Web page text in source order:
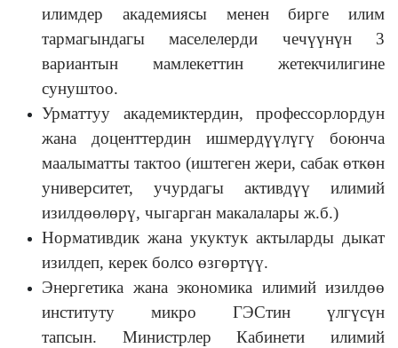
илимдер академиясы менен бирге илим
тармагындагы маселелерди чечүүнүн 3
вариантын мамлекеттин жетекчилигине
сунуштоо.
Урматтуу академиктердин, профессорлордун
жана доценттердин ишмердүүлүгү боюнча
маалыматты тактоо (иштеген жери, сабак өткөн
университет, учурдагы активдүү илимий
изилдөөлөрү, чыгарган макалалары ж.б.)
Нормативдик жана укуктук актыларды дыкат
изилдеп, керек болсо өзгөртүү.
Энергетика жана экономика илимий изилдөө
институту микро ГЭСтин үлгүсүн
тапсын. Министрлер Кабинети илимий